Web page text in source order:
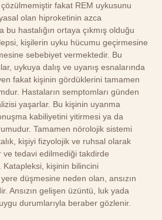
fakat REM uykusunu
olan hiproketinin azca
bu hastalığın ortaya çıkmış olduğu
kişilerin uyku hücumu geçirmesine
sebebiyet vermektedir. Bu
uykuya dalış ve uyanış esnalarında
fakat kişinin gördüklerini tamamen
Hastaların semptomları günden
yaşarlar. Bu kişinin uyanma
kabiliyetini yitirmesi ya da
Tamamen nörolojik sistemi
kişiyi fizyolojik ve ruhsal olarak
ve tedavi edilmediği takdirde
kişinin bilincini
düşmesine neden olan, ansızın
Ansızın gelişen üzüntü, luk yada
durumlarıyla beraber gözlenir.